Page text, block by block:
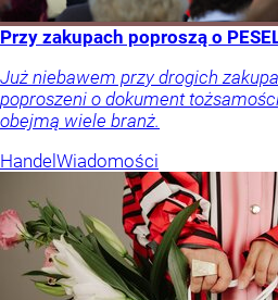
Przy zakupach poproszą o
Już niebawem przy drogich
poproszeni o dokument
obejmą wiele branż.
Handel Wiadomości